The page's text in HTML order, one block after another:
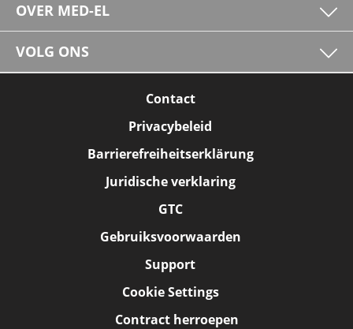
OVER MED-EL
VOLG ONS
Contact
Privacybeleid
Barrierefreiheitserklärung
Juridische verklaring
GTC
Gebruiksvoorwaarden
Support
Cookie Settings
Contract herroepen